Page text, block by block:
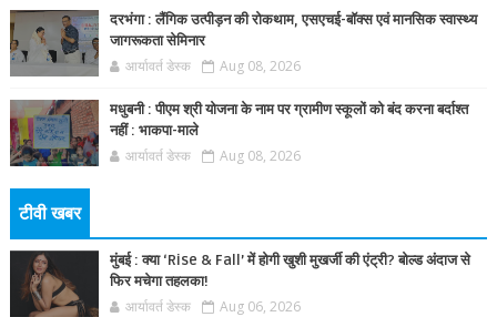
दरभंगा : लैंगिक उत्पीड़न की रोकथाम, एसएचई-बॉक्स एवं मानसिक स्वास्थ्य
जागरूकता सेमिनार
आर्यावर्त डेस्क Aug 08, 2026
मधुबनी : पीएम श्री योजना के नाम पर ग्रामीण स्कूलों को बंद करना बर्दाश्त
नहीं : भाकपा-माले
आर्यावर्त डेस्क Aug 08, 2026
टीवी खबर
मुंबई : क्या ‘Rise & Fall’ में होगी खुशी मुखर्जी की एंट्री? बोल्ड अंदाज से
फिर मचेगा तहलका!
आर्यावर्त डेस्क Aug 06, 2026